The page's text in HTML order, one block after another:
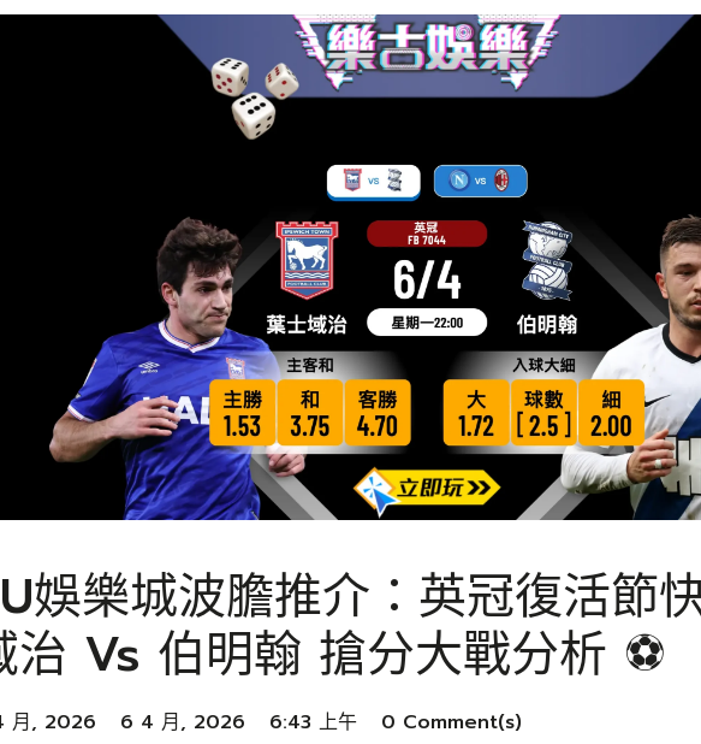
娛樂城波膽推介：英冠復活節
治 Vs 伯明翰 搶分大戰分析 ⚽
月, 2026 6 4 月, 2026 6:43 上午 0 Comment(s)